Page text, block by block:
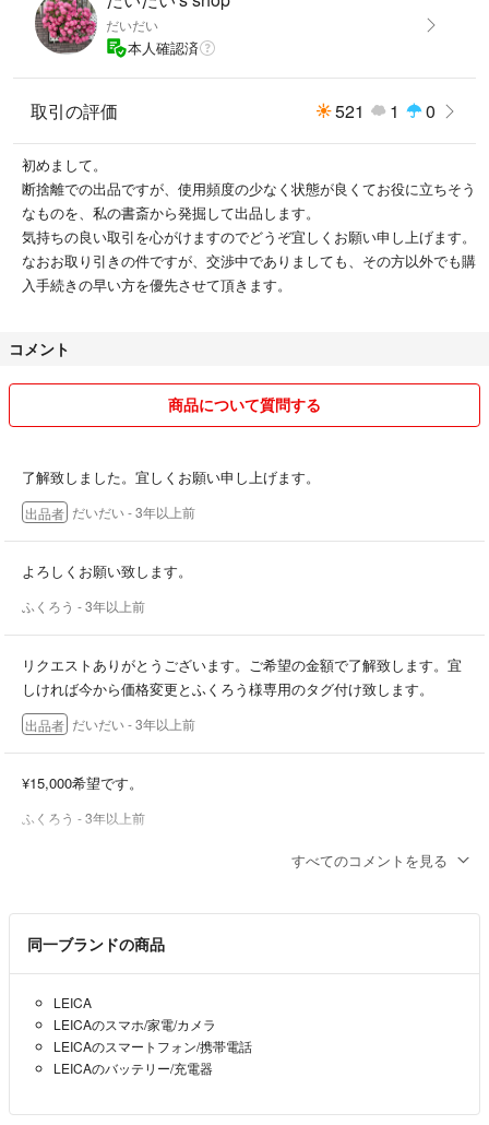
だいだい
本人確認済
取引の評価 521 1 0
初めまして。
断捨離での出品ですが、使用頻度の少なく状態が良くてお役に立ちそう
なものを、私の書斎から発掘して出品します。
気持ちの良い取引を心がけますのでどうぞ宜しくお願い申し上げます。
なおお取り引きの件ですが、交渉中でありましても、その方以外でも購
入手続きの早い方を優先させて頂きます。
コメント
商品について質問する
了解致しました。宜しくお願い申し上げます。
出品者 だいだい- 3年以上前
よろしくお願い致します。
ふくろう - 3年以上前
リクエストありがとうございます。ご希望の金額で了解致します。宜
しければ今から価格変更とふくろう様専用のタグ付け致します。
出品者 だいだい- 3年以上前
¥15,000希望です。
ふくろう - 3年以上前
恐れ入ります、こちらの商品はお値下げ可能でしょうか？
ふくろう- 3年以上前
すべてのコメントを見る
同一ブランドの商品
LEICA
LEICAのスマホ/家電/カメラ
LEICAのスマートフォン/携帯電話
LEICAのバッテリー/充電器